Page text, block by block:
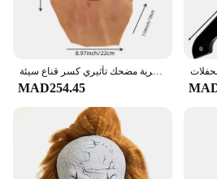
هالوين والتر الأبيض اللاتكس القبعات هالوين واقعية مثيرة تأثيري الوجه الدعائم البشرية مضحك تأثيري كسر قناع سيئة
MAD254.45